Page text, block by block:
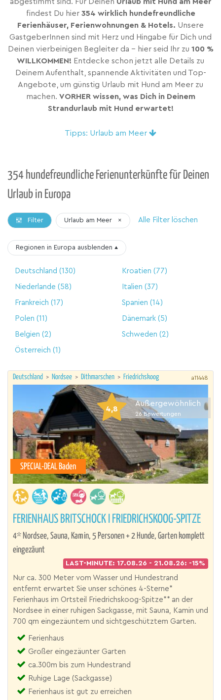
abgestimmt sind. Für Deinen Urlaub mit Hund am Meer
findest Du hier 354 wirklich hundefreundliche
Ferienhäuser, Ferienwohnungen & Hotels. Unsere
GastgeberInnen sind mit Herz und Hingabe für Dich und
Deinen vierbeinigen Begleiter da – hier seid Ihr zu 100 %
WILLKOMMEN! Entdecke schon jetzt alle Details zu
Deinem Aufenthalt, spannende Aktivitäten und Top-
Angebote, um günstig Urlaub mit Hund am Meer zu
machen. VORHER wissen, was Dich in Deinem
Strandurlaub mit Hund erwartet!
Tipps: Urlaub am Meer
354 hundefreundliche Ferienunterkünfte für Deinen
Urlaub in Europa
Filter Urlaub am Meer × Alle Filter löschen
Regionen in Europa ausblenden ▴
Deutschland (130) Kroatien (77)
Niederlande (58) Italien (37)
Frankreich (17) Spanien (14)
Polen (11) Dänemark(5)
Belgien (2) Schweden (2)
Österreich (1)
Deutschland > Nordsee > Dithmarschen > Friedrichskoog a11448
4,8
Außergewöhnlich
26 Bewertungen
SPECIAL-DEAL Baden
FERIENHAUS BRITSCHOCK I FRIEDRICHSKOOG-SPITZE
4* Nordsee, Sauna, Kamin, 5 Personen + 2 Hunde, Garten komplett
eingezäunt
LAST-MINUTE: 17.08.26 - 21.08.26: -15%
Nur ca. 300 Meter vom Wasser und Hundestrand
entfernt erwartet Sie unser schönes 4-Sterne*
Ferienhaus im Ortsteil Friedrichskoog-Spitze** an der
Nordsee in einer ruhigen Sackgasse, mit Sauna, Kamin und
700 qm eingezäuntem und sichtgeschütztem Garten.
Ferienhaus
Großer eingezäunter Garten
ca.300m bis zum Hundestrand
Ruhige Lage (Sackgasse)
Ferienhaus ist gut zu erreichen